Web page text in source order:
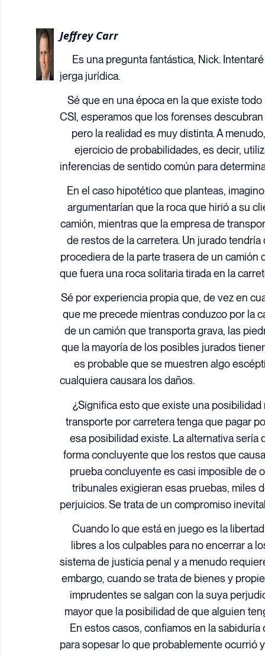
Jeffrey Carr
Es una pregunta fantástica, Nick.
jerga jurídica.
Sé que en una época en la que existe
CSI, esperamos que los forenses
pero la realidad es muy distinta. A
ejercicio de probabilidades, es decir,
inferencias de sentido común para
En el caso hipotético que planteas,
argumentarían que la roca que hirió a su
camión, mientras que la empresa de
de restos de la carretera. Un jurado
procediera de la parte trasera de un
que fuera una roca solitaria tirada en la
Sé por experiencia propia que, de vez en
que me precede mientras conduzco por la
de un camión que transporta grava, las
que la mayoría de los posibles jurados
es probable que se muestren algo
cualquiera causara los daños.
¿Significa esto que existe una
transporte por carretera tenga que pagar
esa posibilidad existe. La alternativa
forma concluyente que los restos que
prueba concluyente es casi imposible de
tribunales exigieran esas pruebas, miles
perjuicios. Se trata de un compromiso
Cuando lo que está en juego es la
libres a los culpables para no encerrar a
sistema de justicia penal y a menudo
embargo, cuando se trata de bienes y
imprudentes se salgan con la suya
mayor que la posibilidad de que alguien
En estos casos, confiamos en la
para sopesar lo que probablemente ocurrió